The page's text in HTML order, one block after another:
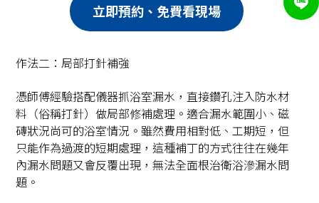
立即預約、免費看現場
作法二：局部打針補強
憑師傅經驗搭配儀器抓浴室漏水，直接鑽孔注入防水材
料（俗稱打針）做局部修補處理。適合漏水範圍小、磁
磚狀況尚可的浴室情況。雖然費用相對低、工期短，但
只能作為過渡的短期處理，這種補丁的方式往往在幾年
內漏水問題又會反覆出現，無法全面根治衛浴滲漏水問
題。